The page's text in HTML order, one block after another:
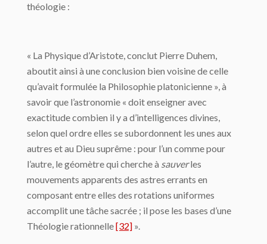
théologie :
« La Physique d’Aris­tote, conclut Pierre Duhem,
aboutit ainsi à une conclusion bien voisine de celle
qu’avait formulée la Philosophie platonicienne », à
savoir que l’astronomie « doit enseigner avec
exactitude combien il y a d’intelligences divines,
selon quel ordre elles se subordonnent les unes aux
autres et au Dieu suprême : pour l’un comme pour
l’autre, le géomètre qui cherche à sauverles
mouvements apparents des astres errants en
composant entre elles des rotations uniformes
accomplit une tâche sacrée ; il pose les bases d’une
Théologie rationnelle[32] ».